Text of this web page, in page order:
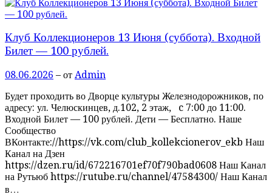
Клуб Коллекционеров 13 Июня (суббота). Входной
Билет — 100 рублей.
08.06.2026 – от Admin
Будет проходить во Дворце культуры Железнодорожников, по
адресу: ул. Челюскинцев, д.102, 2 этаж, c 7:00 до 11:00.
Входной Билет — 100 рублей. Дети — Бесплатно. Наше
Сообщество
ВКонтакте://https://vk.com/club_kollekcionerov_ekb Наш
Канал на Дзен
https://dzen.ru/id/672216701ef70f790bad0608 Наш Канал
на Рутьюб https://rutube.ru/channel/47584300/ Наш Канал
в…